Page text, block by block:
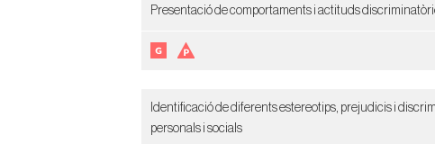
Presentació de comportaments i actituds
Identificació de diferents estereotips, prejudicis i
personals i socials